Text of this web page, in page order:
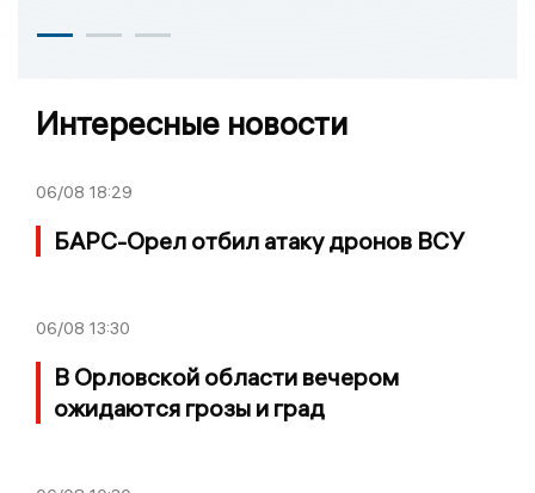
Интересные новости
06/08 18:29
БАРС-Орел отбил атаку дронов ВСУ
06/08 13:30
В Орловской области вечером
ожидаются грозы и град